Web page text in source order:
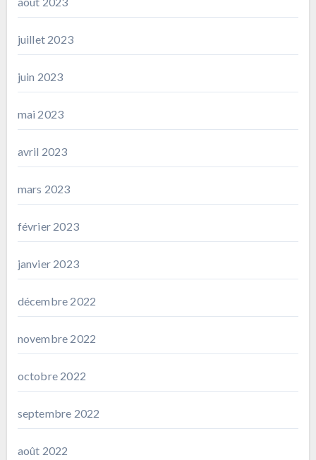
juillet 2023
juin 2023
mai 2023
avril 2023
mars 2023
février 2023
janvier 2023
décembre 2022
novembre 2022
octobre 2022
septembre 2022
août 2022